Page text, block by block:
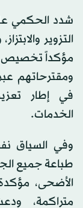
شدد الحكمي
التزوير
مؤكداً تخصيص
ومقترحاتهم
في إطار
الخدمات.
وفي السياق
طباعة جميع
الأضحى،
متراكمة،